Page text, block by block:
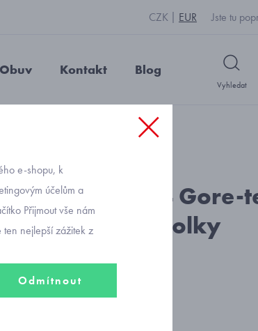
CZK EUR Jste tu
Obuv Kontakt Blog
Vyhledat
kód: P2611_modrá tm.
8383944 Gore-
boty pro holky
960 Kč
568 Kč
e-shopu, k
účelům a
Přijmout vše nám
nejlepší zážitek z
Odmítnout